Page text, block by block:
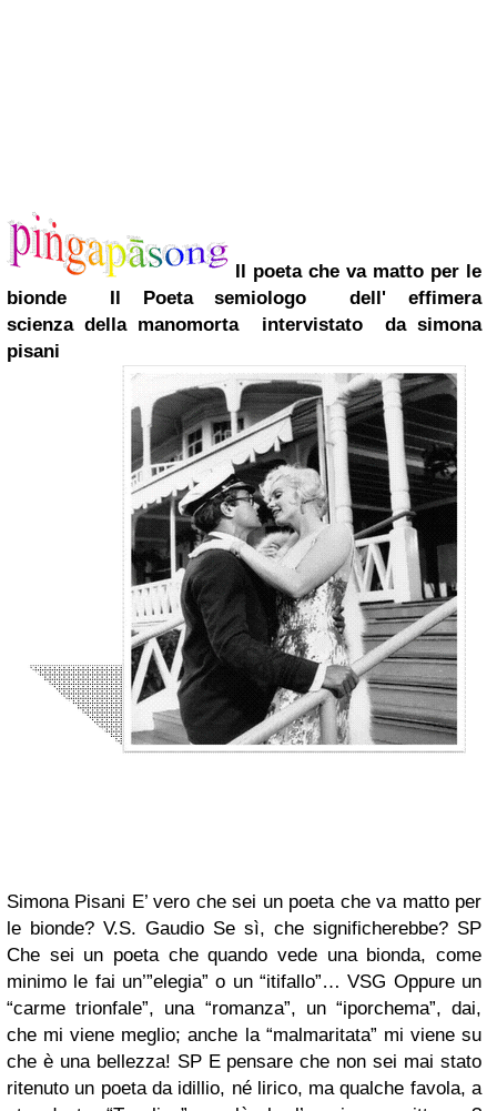
Il poeta che va matto per le
bionde
Il Poeta semiologodell' effimera
scienzadella manomorta
intervistato da simona
pisani
Simona Pisani E’ vero che sei un poeta che va matto per
le bionde? V.S. Gaudio Se sì, che significherebbe? SP
Che sei un poeta che quando vede una bionda, come
minimo le fai un’”elegia” o un “itifallo”…VSG Oppure un
“carme trionfale”, una “romanza”, un “iporchema”, dai,
che mi viene meglio; anche la “malmaritata” mi viene su
che è una bellezza! SP E pensare che non sei mai stato
ritenuto un poeta da idillio, né lirico, ma qualche favola, a